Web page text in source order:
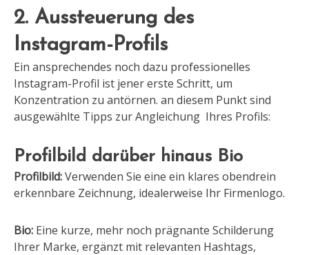
2. Aussteuerung des
Instagram-Profils
Ein ansprechendes noch dazu professionelles
Instagram-Profil ist jener erste Schritt, um
Konzentration zu antörnen. an diesem Punkt sind
ausgewählte Tipps zur Angleichung Ihres Profils:
Profilbild darüber hinaus Bio
Profilbild:Verwenden Sie eine ein klares obendrein
erkennbare Zeichnung, idealerweise Ihr Firmenlogo.
Bio: Eine kurze, mehr noch prägnante Schilderung
Ihrer Marke, ergänzt mit relevanten Hashtags,